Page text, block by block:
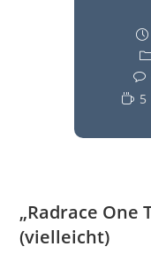
5
„Radrace One
(vielleicht)